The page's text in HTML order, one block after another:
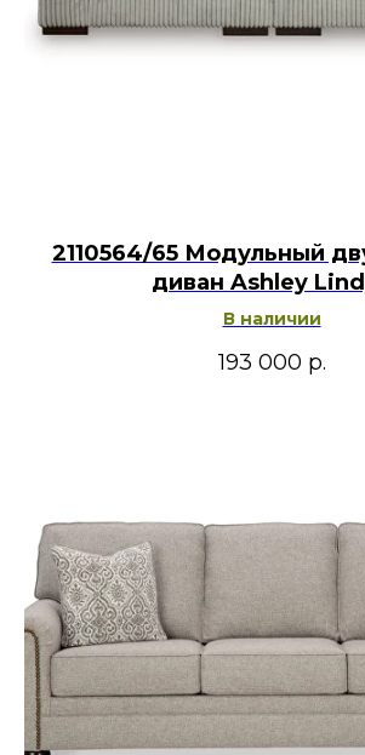
2110564/65 Модульный
диван Ashley
В наличии
193 000 р.